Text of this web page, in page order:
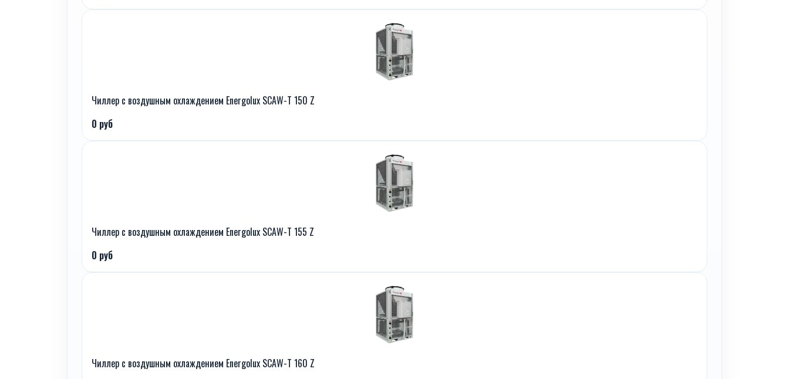
Чиллер с воздушным охлаждением Energolux SCAW-T 150 Z
0 руб
Чиллер с воздушным охлаждением Energolux SCAW-T 155 Z
0 руб
Чиллер с воздушным охлаждением Energolux SCAW-T 160 Z